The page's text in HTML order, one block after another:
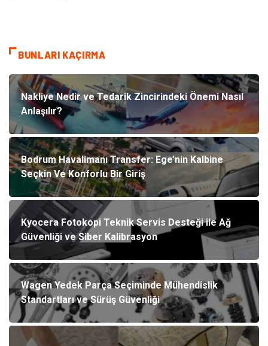
BUNLARI KAÇIRMA
Nakliye Nedir ve Tedarik Zincirindeki Önemi Nasıl
Anlaşılır?
Bodrum Havalimanı Transfer: Ege’nin Kalbine
Seçkin Ve Konforlu Bir Giriş
Kyocera Fotokopi Teknik Servis Desteği ile Ağ
Güvenliği ve Siber Kalibrasyon
Wagen Yedek Parça Seçiminde Mühendislik
Standartları ve Sürüş Güvenliği